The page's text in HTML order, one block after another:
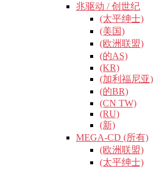
兆驱动 / 创世纪
(太平绅士)
(美国)
(欧洲联盟)
(的AS)
(KR)
(加利福尼亚)
(的BR)
(CN TW)
(RU)
(新)
MEGA-CD (所有)
(欧洲联盟)
(太平绅士)